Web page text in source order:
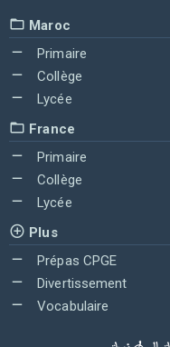
Maroc
Primaire
Collège
Lycée
France
Primaire
Collège
Lycée
Plus
Prépas CPGE
Divertissement
Vocabulaire